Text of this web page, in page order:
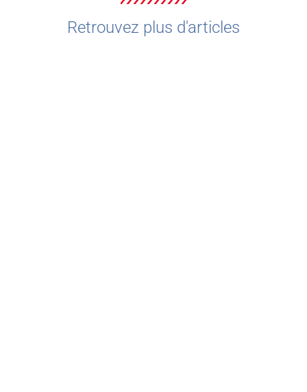
Retrouvez plus d'articles